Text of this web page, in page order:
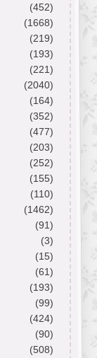
(452)
(1668)
(219)
(193)
(221)
(2040)
(164)
(352)
(477)
(203)
(252)
(155)
(110)
(1462)
(91)
(3)
(15)
(61)
(193)
(99)
(424)
(90)
(508)